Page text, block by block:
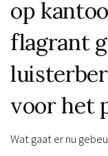
op
flagrant
voor het
Wat gaat er nu